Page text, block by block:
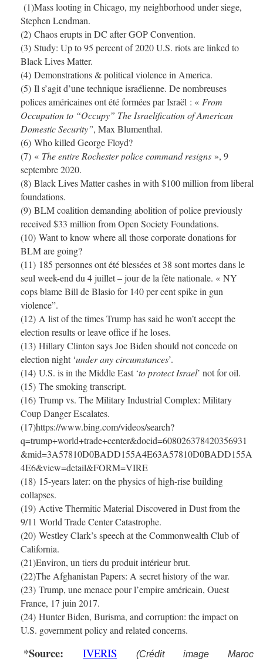
(1)Mass looting in Chicago, my neighborhood under siege,
Stephen Lendman.
(2) Chaos erupts in DC after GOP Convention.
(3) Study: Up to 95 percent of 2020 U.S. riots are linked to
Black Lives Matter.
(4) Demonstrations & political violence in America.
(5) Il s’agit d’une technique israélienne. De nombreuses
polices américaines ont été formées par Israël : « From
Occupation to “Occupy” The Israelification of American
Domestic Security”, Max Blumenthal.
(6) Who killed George Floyd?
(7) « The entire Rochester police command resigns », 9
septembre 2020.
(8) Black Lives Matter cashes in with $100 million from liberal
foundations.
(9) BLM coalition demanding abolition of police previously
received $33 million from Open Society Foundations.
(10) Want to know where all those corporate donations for
BLM are going?
(11) 185 personnes ont été blessées et 38 sont mortes dans le
seul week-end du 4 juillet – jour de la fête nationale. « NY
cops blame Bill de Blasio for 140 per cent spike in gun
violence”.
(12) A list of the times Trump has said he won’t accept the
election results or leave office if he loses.
(13) Hillary Clinton says Joe Biden should not concede on
election night ‘under any circumstances’.
(14) U.S. is in the Middle East ‘to protect Israel’ not for oil.
(15) The smoking transcript.
(16) Trump vs. The Military Industrial Complex: Military
Coup Danger Escalates.
(17)https://www.bing.com/videos/search?
q=trump+world+trade+center&docid=608026378420356931
&mid=3A57810D0BADD155A4E63A57810D0BADD155A
4E6&view=detail&FORM=VIRE
(18) 15-years later: on the physics of high-rise building
collapses.
(19) Active Thermitic Material Discovered in Dust from the
9/11 World Trade Center Catastrophe.
(20) Westley Clark’s speech at the Commonwealth Club of
California.
(21)Environ, un tiers du produit intérieur brut.
(22)The Afghanistan Papers: A secret history of the war.
(23) Trump, une menace pour l’empire américain, Ouest
France, 17 juin 2017.
(24) Hunter Biden, Burisma, and corruption: the impact on
U.S. government policy and related concerns.
*Source:IVERIS
(Crédit image Maroc